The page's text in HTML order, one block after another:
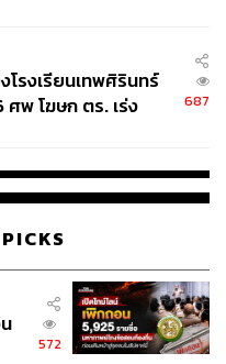
AUTHOR
ว
โรงเรียนเทพศิรินทร์
พ โฆษก ตร. เร่ง
687
572